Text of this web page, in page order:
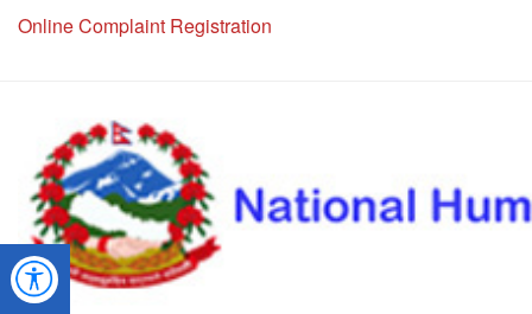
Online Complaint Registration